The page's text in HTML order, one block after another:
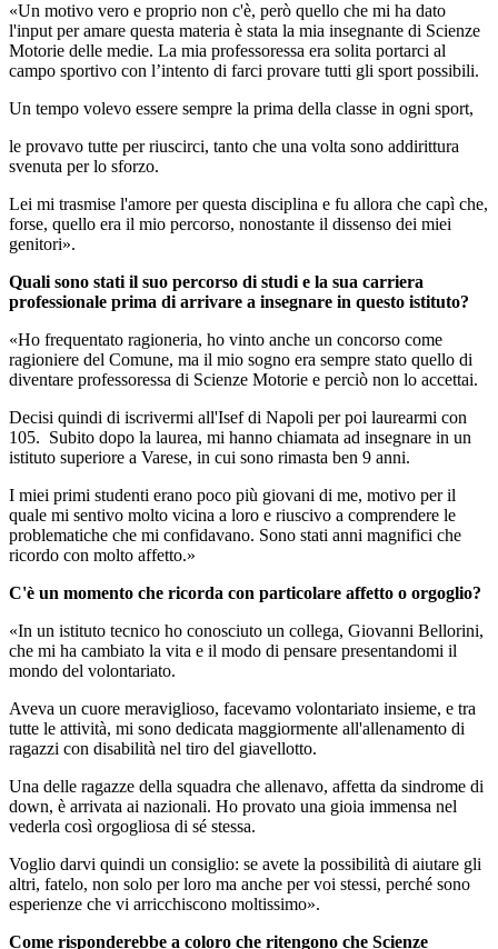
«Un motivo vero e proprio non c'è, però quello che mi ha dato
l'input per amare questa materia è stata la mia insegnante di Scienze
Motorie delle medie. La mia professoressa era solita portarci al
campo sportivo con l’intento di farci provare tutti gli sport possibili.
Un tempo volevo essere sempre la prima della classe in ogni sport,
le provavo tutte per riuscirci, tanto che una volta sono addirittura
svenuta per lo sforzo.
Lei mi trasmise l'amore per questa disciplina e fu allora che capì che,
forse, quello era il mio percorso, nonostante il dissenso dei miei
genitori».
Quali sono stati il suo percorso di studi e la sua carriera
professionale prima di arrivare a insegnare in questo istituto?
«Ho frequentato ragioneria, ho vinto anche un concorso come
ragioniere del Comune, ma il mio sogno era sempre stato quello di
diventare professoressa di Scienze Motorie e perciò non lo accettai.
Decisi quindi di iscrivermi all'Isef di Napoli per poi laurearmi con
105. Subito dopo la laurea, mi hanno chiamata ad insegnare in un
istituto superiore a Varese, in cui sono rimasta ben 9 anni.
I miei primi studenti erano poco più giovani di me, motivo per il
quale mi sentivo molto vicina a loro e riuscivo a comprendere le
problematiche che mi confidavano. Sono stati anni magnifici che
ricordo con molto affetto.»
C'è un momento che ricorda con particolare affetto o orgoglio?
«In un istituto tecnico ho conosciuto un collega, Giovanni Bellorini,
che mi ha cambiato la vita e il modo di pensare presentandomi il
mondo del volontariato.
Aveva un cuore meraviglioso, facevamo volontariato insieme, e tra
tutte le attività, mi sono dedicata maggiormente all'allenamento di
ragazzi con disabilità nel tiro del giavellotto.
Una delle ragazze della squadra che allenavo, affetta da sindrome di
down, è arrivata ai nazionali. Ho provato una gioia immensa nel
vederla così orgogliosa di sé stessa.
Voglio darvi quindi un consiglio: se avete la possibilità di aiutare gli
altri, fatelo, non solo per loro ma anche per voi stessi, perché sono
esperienze che vi arricchiscono moltissimo».
Come risponderebbe a coloro che ritengono che Scienze